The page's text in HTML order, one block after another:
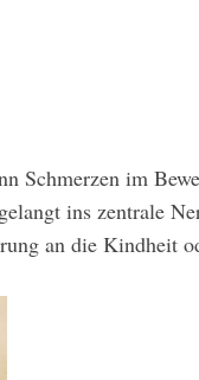
Schmerzen im
ins zentrale
an die Kindheit